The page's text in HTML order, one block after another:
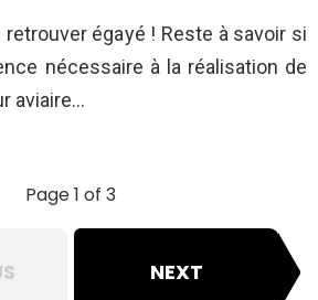
retrouver égayé ! Reste à savoir si
nécessaire à la réalisation de
aviaire…
Page 1 of 3
NEXT